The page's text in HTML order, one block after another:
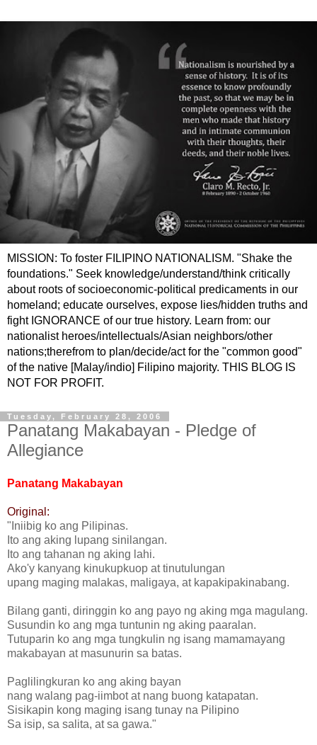
MISSION: To foster FILIPINO NATIONALISM. "Shake the
foundations." Seek knowledge/understand/think critically
about roots of socioeconomic-political predicaments in our
homeland; educate ourselves, expose lies/hidden truths and
fight IGNORANCE of our true history. Learn from: our
nationalist heroes/intellectuals/Asian neighbors/other
nations;therefrom to plan/decide/act for the "common good"
of the native [Malay/indio] Filipino majority. THIS BLOG IS
NOT FOR PROFIT.
Tuesday, February 28, 2006
Panatang Makabayan - Pledge of
Allegiance
Panatang Makabayan
Original:
"Iniibig ko ang Pilipinas.
Ito ang aking lupang sinilangan.
Ito ang tahanan ng aking lahi.
Ako'y kanyang kinukupkuop at tinutulungan
upang maging malakas, maligaya, at kapakipakinabang.
Bilang ganti, diringgin ko ang payo ng aking mga magulang.
Susundin ko ang mga tuntunin ng aking paaralan.
Tutuparin ko ang mga tungkulin ng isang mamamayang
makabayan at masunurin sa batas.
Paglilingkuran ko ang aking bayan
nang walang pag-iimbot at nang buong katapatan.
Sisikapin kong maging isang tunay na Pilipino
Sa isip, sa salita, at sa gawa."